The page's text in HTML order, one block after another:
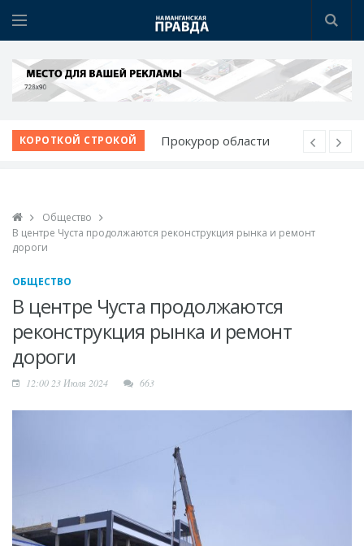
КОРОТКОЙ СТРОКОЙ
Прокурор области
возможности
Немецкий язык как
учебный центр
Общество
В центре Чуста продолжаются реконструкция рынка и ремонт
дороги
ОБЩЕСТВО
В центре Чуста продолжаются
реконструкция рынка и ремонт
дороги
12:00 23 Июля 2024 663